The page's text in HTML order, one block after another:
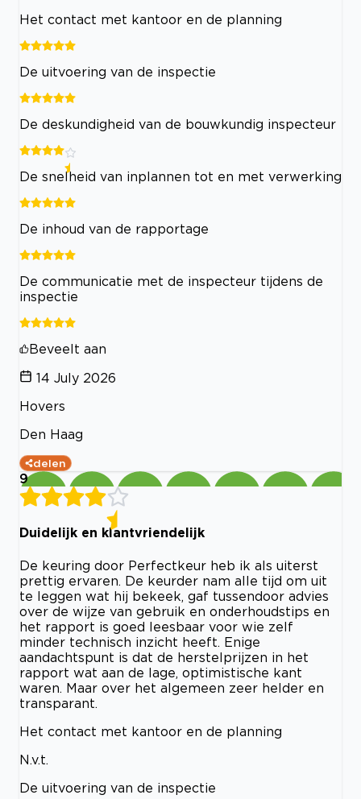
Het contact met kantoor en de planning
De uitvoering van de inspectie
De deskundigheid van de bouwkundig inspecteur
De snelheid van inplannen tot en met verwerking
De inhoud van de rapportage
De communicatie met de inspecteur tijdens de
inspectie
Beveelt aan
14 July 2026
Hovers
Den Haag
delen
9
Duidelijk en klantvriendelijk
De keuring door Perfectkeur heb ik als uiterst
prettig ervaren. De keurder nam alle tijd om uit
te leggen wat hij bekeek, gaf tussendoor advies
over de wijze van gebruik en onderhoudstips en
het rapport is goed leesbaar voor wie zelf
minder technisch inzicht heeft. Enige
aandachtspunt is dat de herstelprijzen in het
rapport wat aan de lage, optimistische kant
waren. Maar over het algemeen zeer helder en
transparant.
Het contact met kantoor en de planning
N.v.t.
De uitvoering van de inspectie